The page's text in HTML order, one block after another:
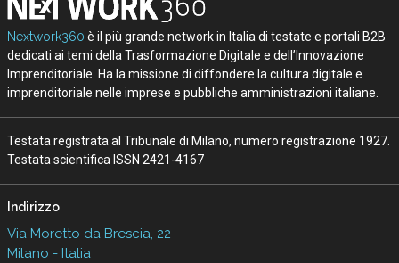
Nextwork360 è il più grande network in Italia di testate e portali B2B
dedicati ai temi della Trasformazione Digitale e dell’Innovazione
Imprenditoriale. Ha la missione di diffondere la cultura digitale e
imprenditoriale nelle imprese e pubbliche amministrazioni italiane.
Testata registrata al Tribunale di Milano, numero registrazione 1927.
Testata scientifica ISSN 2421-4167
Indirizzo
Via Moretto da Brescia, 22
Milano - Italia